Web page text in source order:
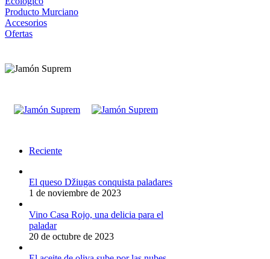
Producto Murciano
Accesorios
Ofertas
Reciente
El queso Džiugas conquista paladares
1 de noviembre de 2023
Vino Casa Rojo, una delicia para el
paladar
20 de octubre de 2023